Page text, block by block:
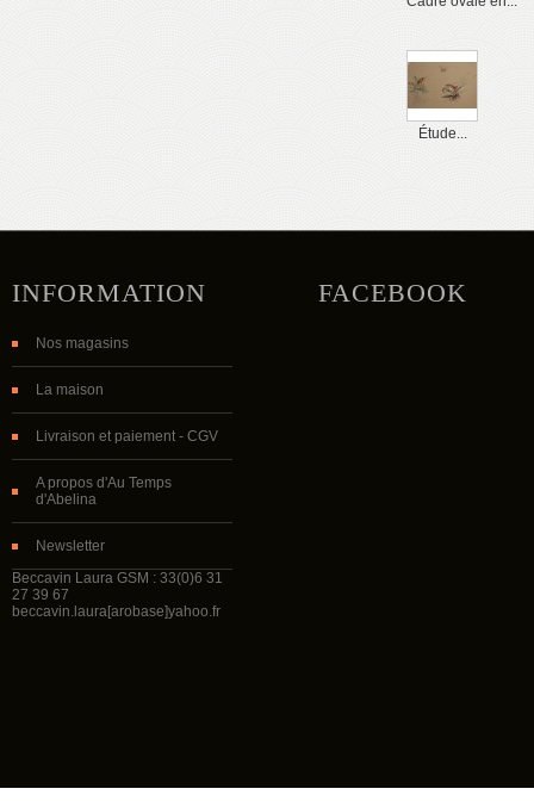
Étude...
INFORMATION
Nos magasins
La maison
Livraison et paiement - CGV
A propos d'Au Temps
d'Abelina
Newsletter
Beccavin Laura GSM : 33(0)6 31
27 39 67
beccavin.laura[arobase]yahoo.fr
FACEBOOK